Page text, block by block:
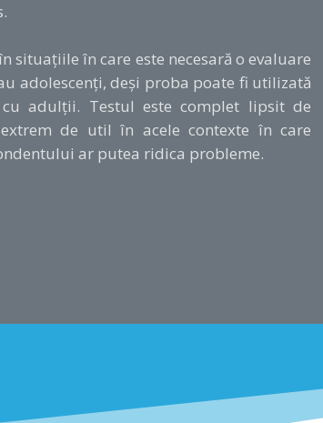
situațiile în care este necesară o evaluare
adolescenți, deși proba poate fi utilizată
adulții. Testul este complet lipsit de
de util în acele contexte în care
ar putea ridica probleme.